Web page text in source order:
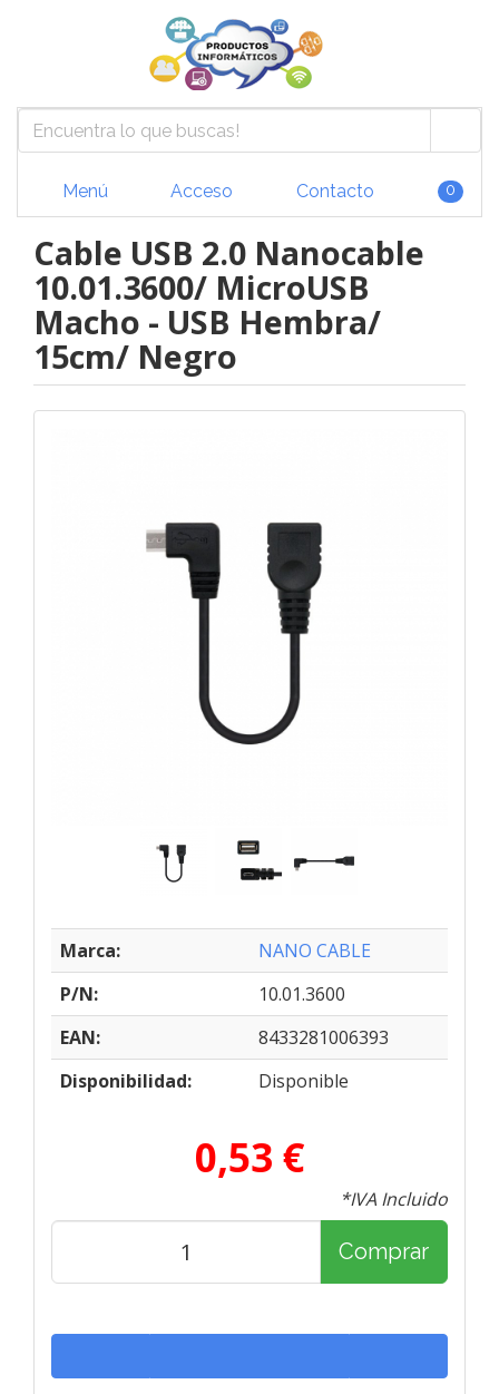
Menú Acceso Contacto 0
Cable USB 2.0 Nanocable
10.01.3600/ MicroUSB
Macho - USB Hembra/
15cm/ Negro
Marca:
NANO CABLE
P/N:
10.01.3600
EAN:
8433281006393
Disponibilidad:
Disponible
0,53 €
*IVA Incluido
Comprar